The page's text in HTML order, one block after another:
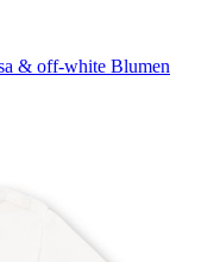
& off-white Blumen